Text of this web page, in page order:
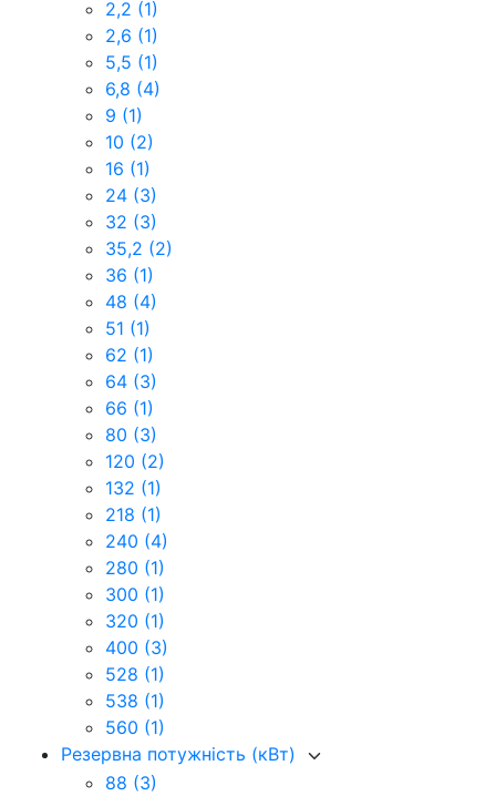
2,2 (1)
2,6 (1)
5,5 (1)
6,8 (4)
9 (1)
10 (2)
16 (1)
24 (3)
32 (3)
35,2 (2)
36 (1)
48 (4)
51 (1)
62 (1)
64 (3)
66 (1)
80 (3)
120 (2)
132 (1)
218 (1)
240 (4)
280 (1)
300 (1)
320 (1)
400 (3)
528 (1)
538 (1)
560 (1)
Резервна потужність (кВт)
88 (3)